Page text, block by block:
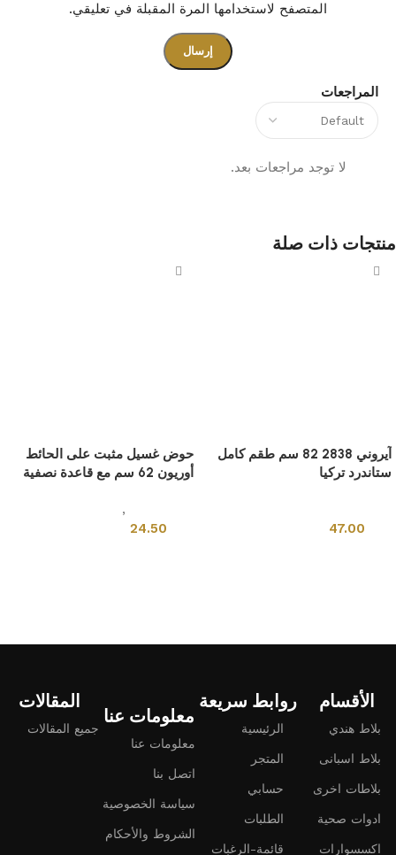
المراجعات
لا توجد مراجعات بعد.
المتصفح لاستخدامها المرة المقبلة في تعليقي.
منتجات ذات صلة
آيروني 2838 82 سم طقم كامل
ستاندرد تركيا
47.00
حوض غسيل مثبت على الحائط
أوريون 62 سم مع قاعدة نصفية
,
24.50
المقالات
جميع المقالات
معلومات عنا
معلومات عنا
اتصل بنا
سياسة الخصوصية
الشروط والأحكام
روابط سريعة
الرئيسية
المتجر
حسابي
الطلبات
قائمة-الرغبات
الأقسام
بلاط هندي
بلاط اسبانى
بلاطات اخرى
ادوات صحية
اكسسوارات